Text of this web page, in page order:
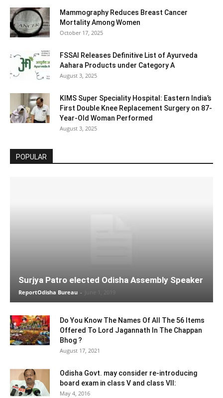
Mammography Reduces Breast Cancer
Mortality Among Women
October 17, 2025
FSSAI Releases Definitive List of Ayurveda
Aahara Products under Category A
August 3, 2025
KIMS Super Speciality Hospital: Eastern India’s
First Double Knee Replacement Surgery on 87-
Year-Old Woman Performed
August 3, 2025
POPULAR
Surjya Patro elected Odisha Assembly Speaker
ReportOdisha Bureau - June 1, 2019
Do You Know The Names Of All The 56 Items
Offered To Lord Jagannath In The Chappan
Bhog ?
August 17, 2021
Odisha Govt. may consider re-introducing
board exam in class V and class VII:
May 4, 2016